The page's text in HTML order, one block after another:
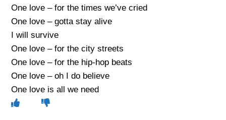
One love – for the times we’ve cried
One love – gotta stay alive
I will survive
One love – for the city streets
One love – for the hip-hop beats
One love – oh I do believe
One love is all we need